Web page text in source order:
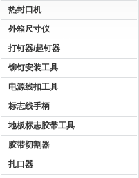
热封口机
外箱尺寸仪
打钉器/起钉器
铆钉安装工具
电源线扣工具
标志线手柄
地板标志胶带工具
胶带切割器
扎口器